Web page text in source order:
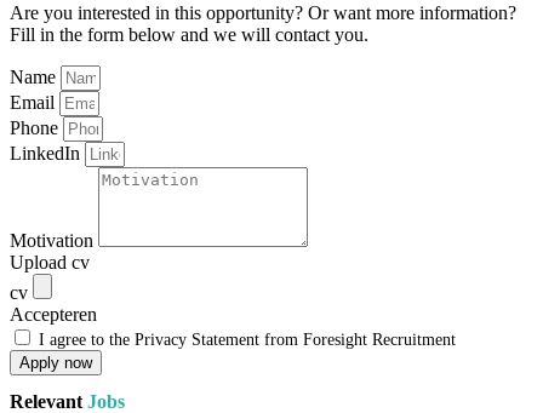
Are you interested in this opportunity? Or want more information?
Fill in the form below and we will contact you.
Name
Email
Phone
LinkedIn
Motivation
Upload cv
cv
Accepteren
I agree to the Privacy Statement from Foresight Recruitment
Apply now
Relevant Jobs